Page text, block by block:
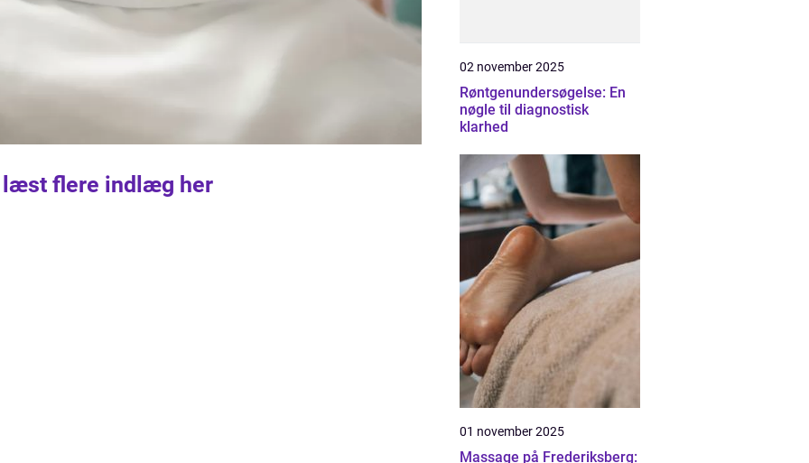
læst flere indlæg her
02 november 2025
Røntgenundersøgelse: En
nøgle til diagnostisk
klarhed
01 november 2025
Massage på Frederiksberg: